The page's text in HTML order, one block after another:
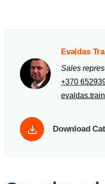
Evaldas
Sales
+370
Download